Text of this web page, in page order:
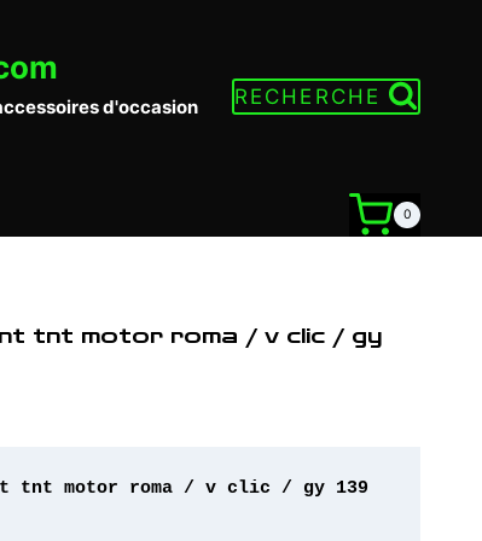
d'occasion
RECHERCHE
0
tnt motor roma / v clic / gy
tnt motor roma / v clic / gy 139